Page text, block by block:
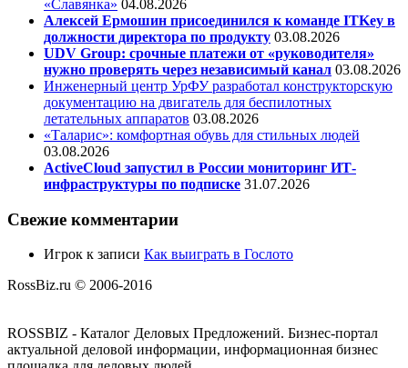
«Славянка» 04.08.2026
Алексей Ермошин присоединился к команде ITKey в
должности директора по продукту 03.08.2026
UDV Group: срочные платежи от «руководителя»
нужно проверять через независимый канал 03.08.2026
Инженерный центр УрФУ разработал конструкторскую
документацию на двигатель для беспилотных
летательных аппаратов 03.08.2026
«Таларис»: комфортная обувь для стильных людей
03.08.2026
ActiveCloud запустил в России мониторинг ИТ-
инфраструктуры по подписке 31.07.2026
Свежие комментарии
Игрок к записи Как выиграть в Гослото
RossBiz.ru © 2006-2016
ROSSBIZ - Каталог Деловых Предложений. Бизнес-портал
актуальной деловой информации, информационная бизнес